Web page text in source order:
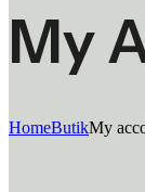
My
HomeButikMy